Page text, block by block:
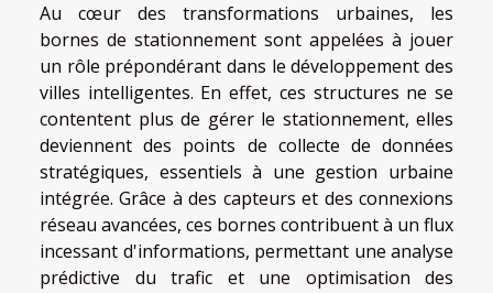
Au cœur des transformations urbaines, les
bornes de stationnement sont appelées à jouer
un rôle prépondérant dans le développement des
villes intelligentes. En effet, ces structures ne se
contentent plus de gérer le stationnement, elles
deviennent des points de collecte de données
stratégiques, essentiels à une gestion urbaine
intégrée. Grâce à des capteurs et des connexions
réseau avancées, ces bornes contribuent à un flux
incessant d'informations, permettant une analyse
prédictive du trafic et une optimisation des